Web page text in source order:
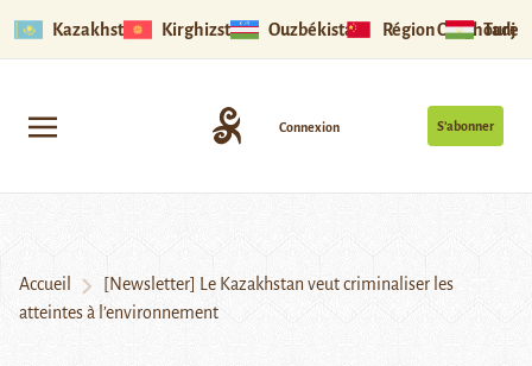
Kazakhstan Kirghizstan Ouzbékistan Région Ouïghoure
S’abonner
Connexion
Accueil
[Newsletter] Le Kazakhstan veut criminaliser les
atteintes à l’environnement